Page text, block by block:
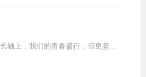
拥抱变化，随时战斗！ 年终时，回顾过去的一年，所有的困难、战斗、收获和喜悦都已经将故事固定在时间的长轴上，我们的青春盛行，但更坚韧。 全球疫情爆发，贸易摩擦、技术封